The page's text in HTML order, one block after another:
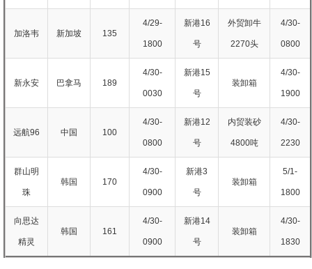
加洛韦 新加坡 135
4/29-
1800
新港16
号
外贸卸牛
2270头
4/30-
0800
新永安 巴拿马 189
4/30-
0030
新港15
号
装卸箱
4/30-
1900
远航96 中国 100
4/30-
0800
新港12
号
内贸装砂
4800吨
4/30-
2230
群山明
珠
韩国 170
4/30-
0900
新港3
号
装卸箱
5/1-
1800
向思达
精灵
韩国 161
4/30-
0900
新港14
号
装卸箱
4/30-
1830